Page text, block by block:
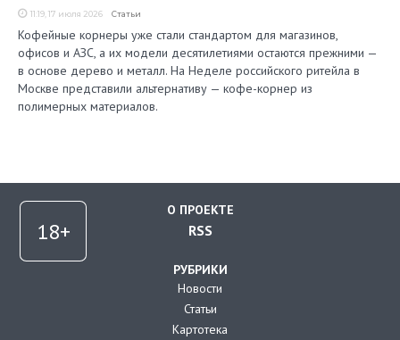
11:19, 17 июля 2026 Статьи
Кофейные корнеры уже стали стандартом для магазинов,
офисов и АЗС, а их модели десятилетиями остаются прежними —
в основе дерево и металл. На Неделе российского ритейла в
Москве представили альтернативу — кофе-корнер из
полимерных материалов.
О ПРОЕКТЕ
RSS
РУБРИКИ
Новости
Статьи
Картотека